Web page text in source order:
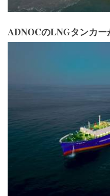
ADNOCのLNGタンカ